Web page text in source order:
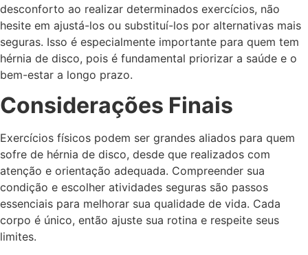
desconforto ao realizar determinados exercícios, não
hesite em ajustá-los ou substituí-los por alternativas mais
seguras. Isso é especialmente importante para quem tem
hérnia de disco, pois é fundamental priorizar a saúde e o
bem-estar a longo prazo.
Considerações Finais
Exercícios físicos podem ser grandes aliados para quem
sofre de hérnia de disco, desde que realizados com
atenção e orientação adequada. Compreender sua
condição e escolher atividades seguras são passos
essenciais para melhorar sua qualidade de vida. Cada
corpo é único, então ajuste sua rotina e respeite seus
limites.